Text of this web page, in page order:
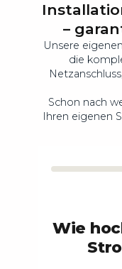
–
Unsere
die
Schon nach
Ihren eigenen
Wie